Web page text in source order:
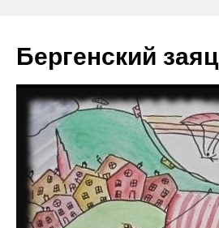
содержимому
Бергенский заяц